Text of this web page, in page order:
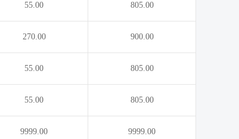
55.00 805.00
270.00 900.00
55.00 805.00
55.00 805.00
9999.00 9999.00